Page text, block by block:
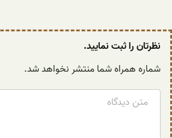
نظرتان را ثبت نمایید.
شماره همراه شما منتشر نخواهد شد.